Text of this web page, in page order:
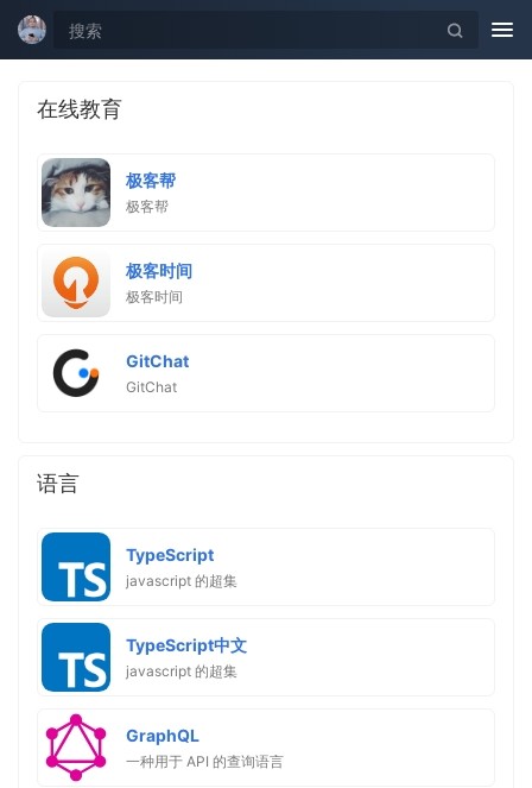
在线教育
极客帮
极客帮
极客时间
极客时间
GitChat
GitChat
语言
TypeScript
javascript 的超集
TypeScript中文
javascript 的超集
GraphQL
一种用于 API 的查询语言